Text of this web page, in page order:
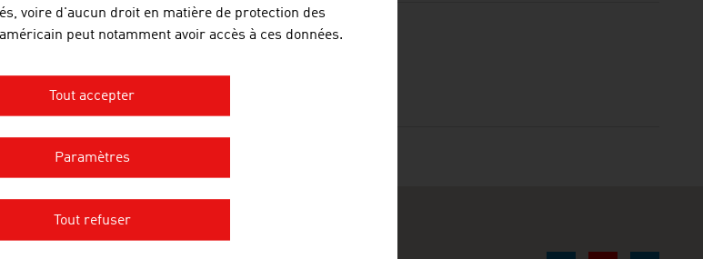
voire d'aucun droit en matière de protection des
peut notamment avoir accès à ces données.
Tout accepter
Paramètres
Tout refuser